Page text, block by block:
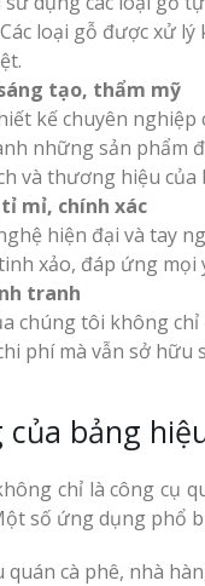
loại gỗ được xử
tạo, thẩm mỹ
kế chuyên nghiệp
những sản phẩm
và thương hiệu của
mỉ, chính xác
hiện đại và tay
xảo, đáp ứng
tranh
chúng tôi không
phí mà vẫn sở hữu
của bảng
chỉ là công cụ
số ứng dụng phổ
quán cà phê, nhà
quảng cáo tại
hiệu spa tại
An
led tại Vinh
alu chữ nổi tại
An
Thi
Nghệ An
Hiệu
Làm
Rẻ Tại Vinh
Quả
Làm
Ma
Thi